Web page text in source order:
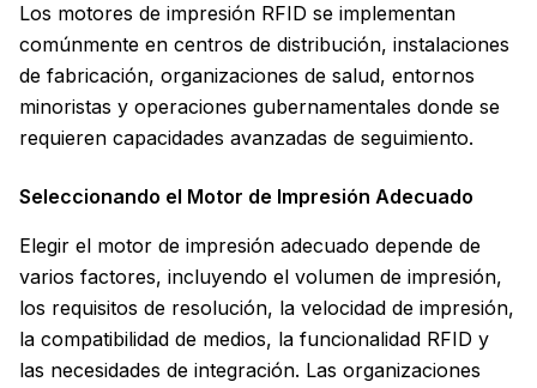
Los motores de impresión RFID se implementan
comúnmente en centros de distribución, instalaciones
de fabricación, organizaciones de salud, entornos
minoristas y operaciones gubernamentales donde se
requieren capacidades avanzadas de seguimiento.
Seleccionando el Motor de Impresión Adecuado
Elegir el motor de impresión adecuado depende de
varios factores, incluyendo el volumen de impresión,
los requisitos de resolución, la velocidad de impresión,
la compatibilidad de medios, la funcionalidad RFID y
las necesidades de integración. Las organizaciones